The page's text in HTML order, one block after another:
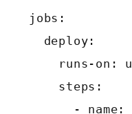
jobs: